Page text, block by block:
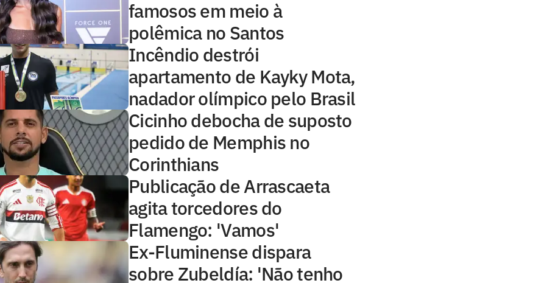
famosos em meio à
polêmica no Santos
Incêndio destrói
apartamento de Kayky Mota,
nadador olímpico pelo Brasil
Cicinho debocha de suposto
pedido de Memphis no
Corinthians
Publicação de Arrascaeta
agita torcedores do
Flamengo: 'Vamos'
Ex-Fluminense dispara
sobre Zubeldía: 'Não tenho